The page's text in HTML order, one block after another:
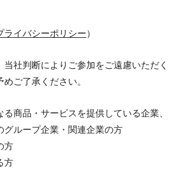
ライバシーポリシー）
社判断によりご参加をご遠慮いただく
ご了承ください。
る商品・サービスを提供している企業、
グループ企業・関連企業の方
方
方